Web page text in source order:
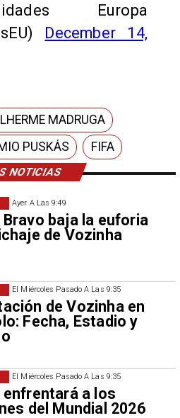
NOTICIAS
Ayer A Las 9:49
Bravo baja la euforia
de Vozinha
El Miércoles Pasado A Las 9:35
de Vozinha en
Fecha, Estadio y
El Miércoles Pasado A Las 9:35
enfrentará a los
del Mundial 2026
Europa
December 14,
MADRUGA
PUSKÁS FIFA